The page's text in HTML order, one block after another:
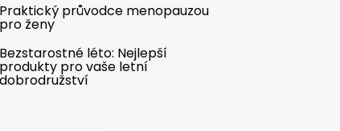
Praktický průvodce menopauzou
pro ženy
Bezstarostné léto: Nejlepší
produkty pro vaše letní
dobrodružství